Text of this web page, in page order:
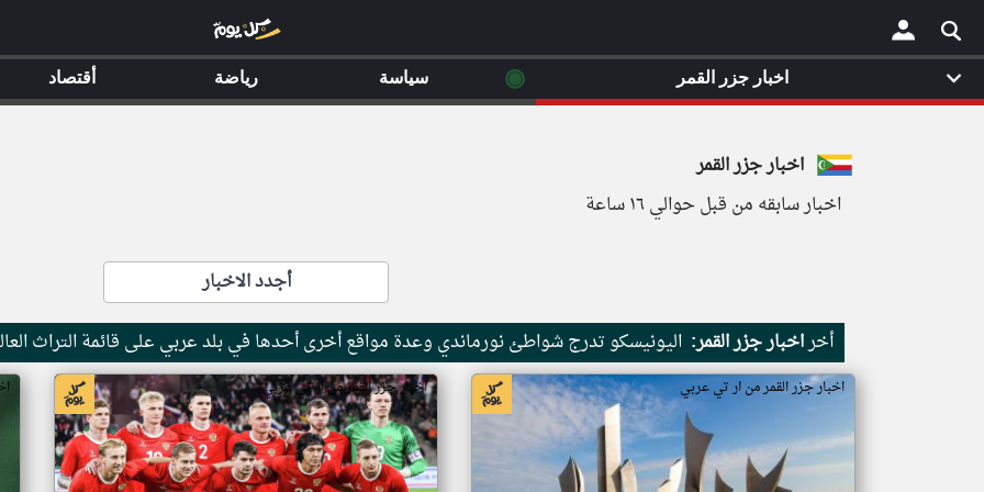
×
اخبار جزر القمر
اخبار سابقه من قبل حوالي ١٦ ساعة
أجدد الاخبار
أخراخبار جزر القمر: اليونيسكو تدرج شواطئ نورماندي وعدة مواقع أخرى أحدها في بلد عربي على قائمة التراث
اخبار جزر القمر من ار تي عربي اخبار جزر القمر من ار تي عربي
اخبار جزر القمر ◉ سياسة رياضة أقتصاد